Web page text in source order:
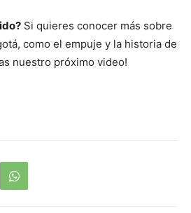
Si quieres conocer más sobre
como el empuje y la historia de
nuestro próximo video!